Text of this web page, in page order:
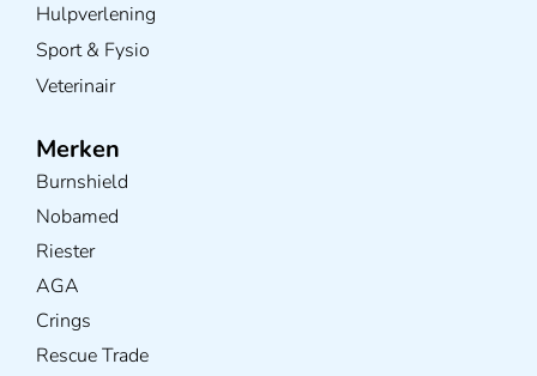
Hulpverlening
Sport & Fysio
Veterinair
Merken
Burnshield
Nobamed
Riester
AGA
Crings
Rescue Trade